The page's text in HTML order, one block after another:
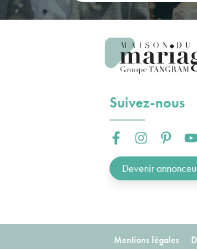
Suivez-nous
Facebook :Instagram :Pinterest :
Devenir
Mentions légales